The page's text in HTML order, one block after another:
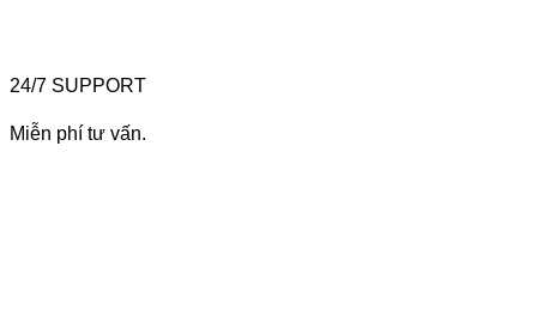
24/7 SUPPORT
Miễn phí tư vấn.